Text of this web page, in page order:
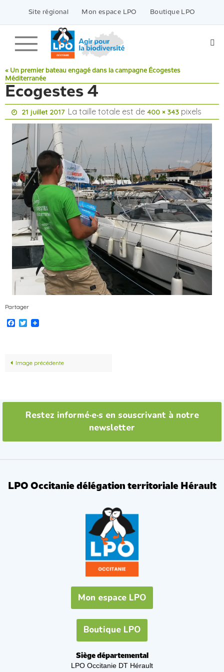
contenu
Site régional Mon espace LPO Boutique LPO
« Un premier bateau engagé dans la campagne Écogestes
Méditerranée
Ecogestes 4
21 juillet 2017 La taille totale est de400 × 343 pixels
Partager
Facebook
Twitter
Image précédente
Restez informé·e·s en souscrivant à notre
newsletter
LPO Occitanie délégation territoriale Hérault
Mon espace LPO
Boutique LPO
Siège départemental
LPO Occitanie DT Hérault